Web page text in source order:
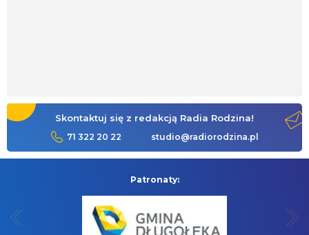
Skontaktuj się z redakcją Radia Rodzina!
71 322 20 22 studio@radiorodzina.pl
Patronaty: